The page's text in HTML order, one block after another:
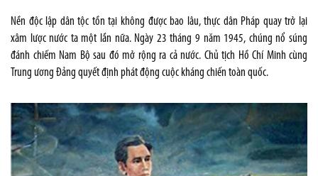
Nền độc lập dân tộc tồn tại không được bao lâu, thực dân Pháp quay trở lại
xâm lược nước ta một lần nữa. Ngày 23 tháng 9 năm 1945, chúng nổ súng
đánh chiếm Nam Bộ sau đó mở rộng ra cả nước. Chủ tịch Hồ Chí Minh cùng
Trung ương Đảng quyết định phát động cuộc kháng chiến toàn quốc.